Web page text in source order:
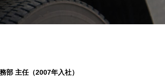
部 主任（2007年入社）